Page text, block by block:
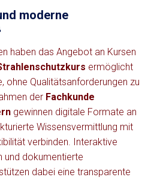
moderne
haben das Angebot an Kursen
ermöglicht
ohne Qualitätsanforderungen zu
der Fachkunde
gewinnen digitale Formate an
Wissensvermittlung mit
verbinden. Interaktive
und dokumentierte
dabei eine transparente